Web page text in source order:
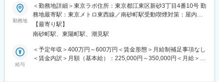
ナルチームーオペレーションと品質保証部とで進める
変更の範囲：会社の定める業務
今回は、放射性医薬品の製造職を募集します。
■医薬品原料生成のための機械（サイクロン）の操作・管理
■医薬品原料を合成装置にて製剤化
■出荷のための包装及び梱包
■生産業務にかかる文書作成
■生産工程や生産業務の効率化・改良改善活動
■製造所の管理（各種試薬や備品等の管理）
勤務地
＜勤務地詳細＞東京ラボ住所：東京都江東区新砂3丁目4番10号 勤
務地最寄駅：東京メトロ東西線／南砂町駅受動喫煙対策：屋内全
面禁煙変更の範囲：会社の定める事業所
【最寄り駅】
南砂町駅、東陽町駅、潮見駅
給与
＜予定年収＞400万円～600万円＜賃金形態＞月給制補足事項なし
＜賃金内訳＞月額（基本給）：225,000円～350,000円＜月給＞